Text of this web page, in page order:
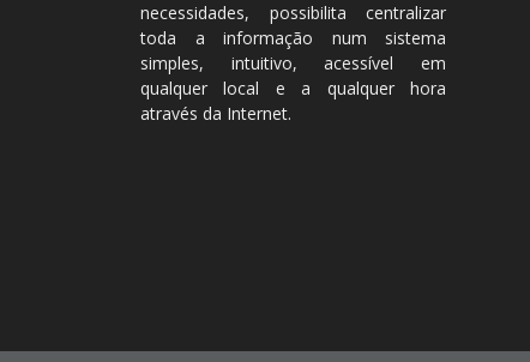
necessidades, possibilita centralizar
toda a informação num sistema
simples, intuitivo, acessível em
qualquer local e a qualquer hora
através da Internet.